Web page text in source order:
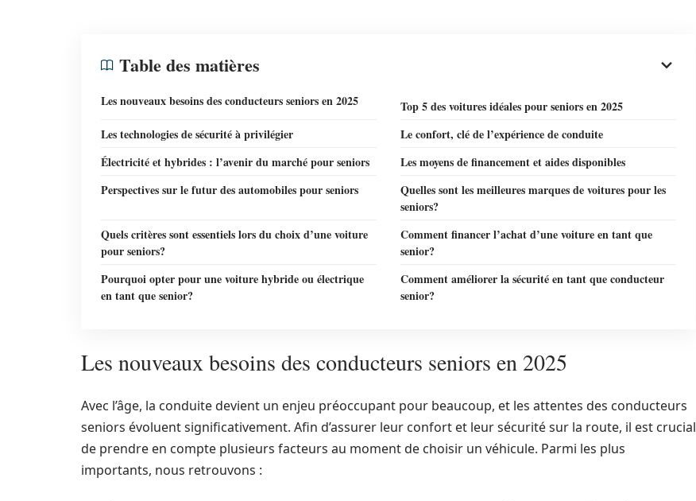
Table des matières
Les nouveaux besoins des conducteurs seniors en 2025
Top 5 des voitures idéales pour seniors en 2025
Les technologies de sécurité à privilégier
Le confort, clé de l’expérience de conduite
Électricité et hybrides : l’avenir du marché pour seniors
Les moyens de financement et aides disponibles
Perspectives sur le futur des automobiles pour seniors
Quelles sont les meilleures marques de voitures pour les
seniors?
Quels critères sont essentiels lors du choix d’une voiture
pour seniors?
Comment financer l’achat d’une voiture en tant que
senior?
Pourquoi opter pour une voiture hybride ou électrique
en tant que senior?
Comment améliorer la sécurité en tant que conducteur
senior?
Les nouveaux besoins des conducteurs seniors en 2025
Avec l’âge, la conduite devient un enjeu préoccupant pour beaucoup, et les attentes des conducteurs
seniors évoluent significativement. Afin d’assurer leur confort et leur sécurité sur la route, il est crucial
de prendre en compte plusieurs facteurs au moment de choisir un véhicule. Parmi les plus
importants, nous retrouvons :